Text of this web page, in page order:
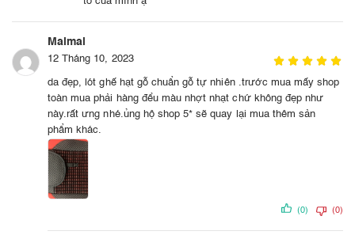
Maimai
12 Tháng 10, 2023
da đẹp, lót ghế hạt gỗ chuẩn gỗ tự nhiên .trước mua mấy shop
toàn mua phải hàng đểu màu nhợt nhạt chứ không đẹp như
này.rất ưng nhé.ủng hộ shop 5* sẽ quay lại mua thêm sản
phẩm khác.
(0) (0)